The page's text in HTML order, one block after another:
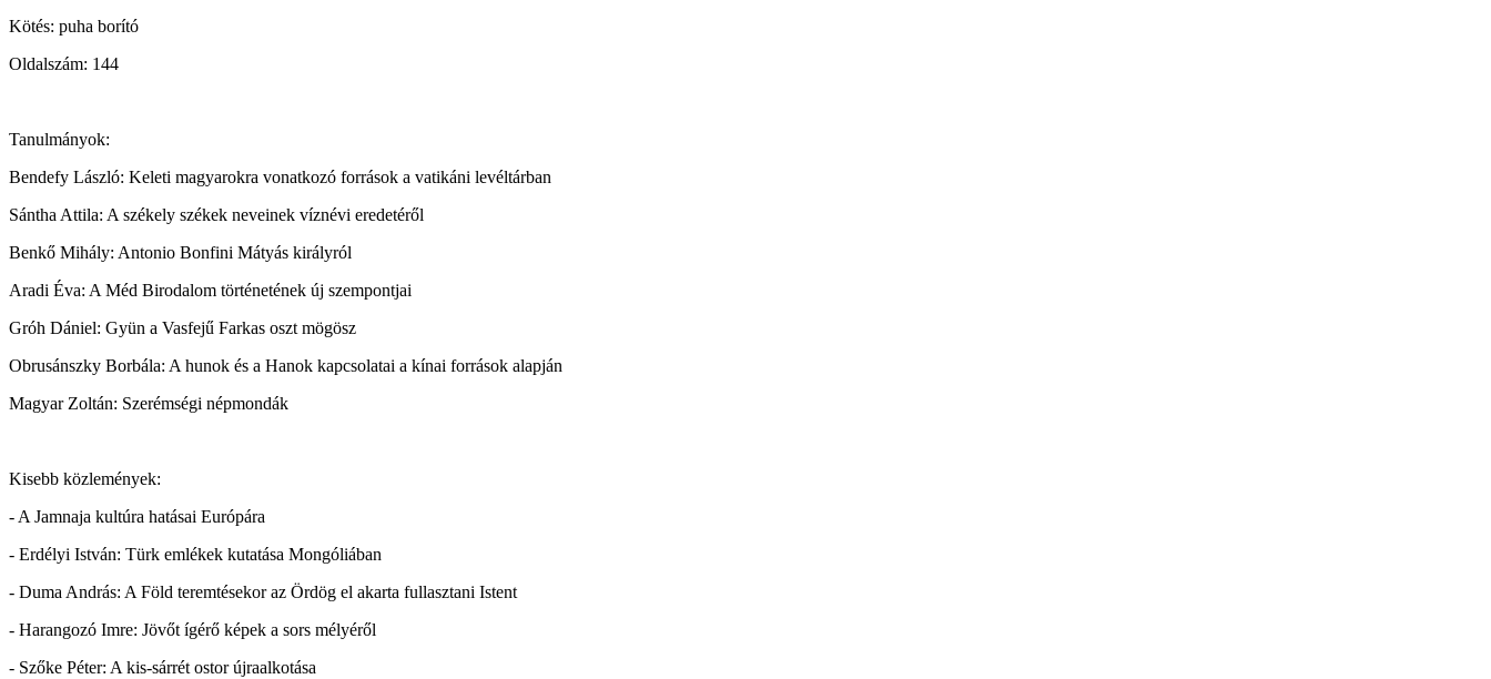
Kötés: puha borító
Oldalszám: 144
Tanulmányok:
Bendefy László: Keleti magyarokra vonatkozó források a vatikáni levéltárban
Sántha Attila: A székely székek neveinek víznévi eredetéről
Benkő Mihály: Antonio Bonfini Mátyás királyról
Aradi Éva: A Méd Birodalom történetének új szempontjai
Gróh Dániel: Gyün a Vasfejű Farkas oszt mögösz
Obrusánszky Borbála: A hunok és a Hanok kapcsolatai a kínai források alapján
Magyar Zoltán: Szerémségi népmondák
Kisebb közlemények:
- A Jamnaja kultúra hatásai Európára
- Erdélyi István: Türk emlékek kutatása Mongóliában
- Duma András: A Föld teremtésekor az Ördög el akarta fullasztani Istent
- Harangozó Imre: Jövőt ígérő képek a sors mélyéről
- Szőke Péter: A kis-sárrét ostor újraalkotása